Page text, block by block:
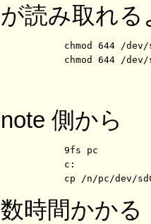
が読み取れ
chmod 644 /
note 側から
	9fs pc
cp /n/pc/dev/
数時間かかる